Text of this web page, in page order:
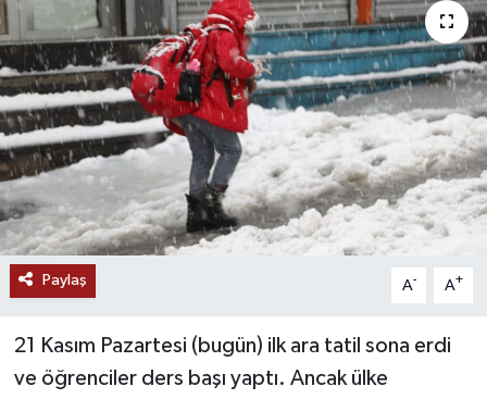
Paylaş A- A+
21 Kasım Pazartesi (bugün) ilk ara tatil sona erdi
ve öğrenciler ders başı yaptı. Ancak ülke
RESMİ İLANLAR